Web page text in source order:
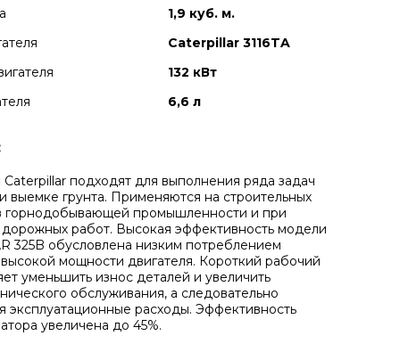
1,9 куб. м.
Caterpillar 3116TA
132 кВт
6,6 л
Caterpillar подходят для выполнения ряда задач
выемке грунта. Применяются на строительных
горнодобывающей промышленности и при
работ. Высокая эффективность модели
325B обусловлена низким потреблением
мощности двигателя. Короткий рабочий
уменьшить износ деталей и увеличить
обслуживания, а следовательно
эксплуатационные расходы. Эффективность
увеличена до 45%.